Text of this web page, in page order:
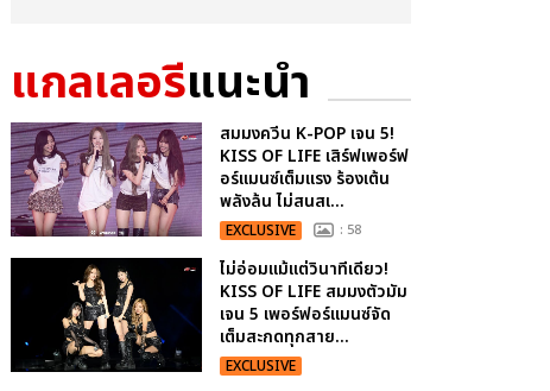
แกลเลอรีแนะนำ
สมมงควีน K-POP เจน 5!
KISS OF LIFE เสิร์ฟเพอร์ฟ
อร์แมนซ์เต็มแรง ร้องเต้น
พลังล้น ไม่สนสเ...
EXCLUSIVE : 58
ไม่อ่อมแม้แต่วินาทีเดียว!
KISS OF LIFE สมมงตัวมัม
เจน 5 เพอร์ฟอร์แมนซ์จัด
เต็มสะกดทุกสาย...
EXCLUSIVE